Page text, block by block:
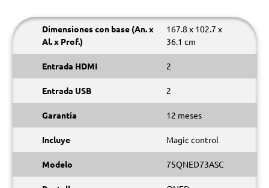
Dimensiones con base (An. x
Al. x Prof.)
167.8 x 102.7 x
36.1 cm
Entrada HDMI 2
Entrada USB 2
Garantía 12 meses
Incluye Magic control
Modelo 75QNED73ASC